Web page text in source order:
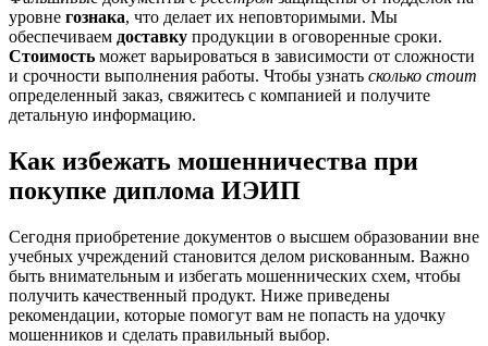
уровне гознака, что делает их неповторимыми. Мы
обеспечиваем доставку продукции в оговоренные сроки.
Стоимость может варьироваться в зависимости от сложности
и срочности выполнения работы. Чтобы узнать сколько стоит
определенный заказ, свяжитесь с компанией и получите
детальную информацию.
Как избежать мошенничества при
покупке диплома ИЭИП
Сегодня приобретение документов о высшем образовании вне
учебных учреждений становится делом рискованным. Важно
быть внимательным и избегать мошеннических схем, чтобы
получить качественный продукт. Ниже приведены
рекомендации, которые помогут вам не попасть на удочку
мошенников и сделать правильный выбор.